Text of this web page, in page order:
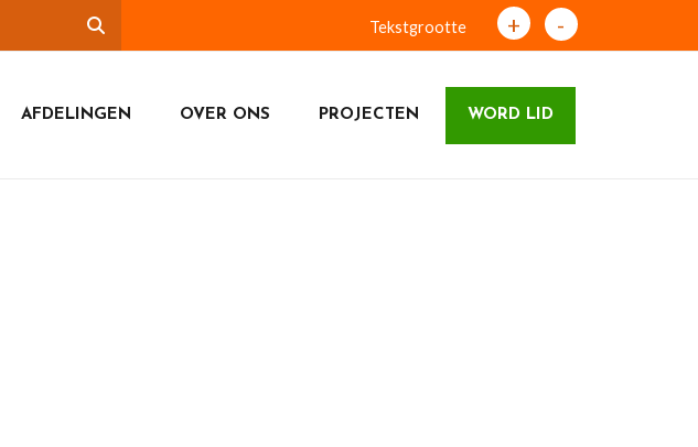
Tekstgrootte + -
AFDELINGEN OVER ONS PROJECTEN WORD LID